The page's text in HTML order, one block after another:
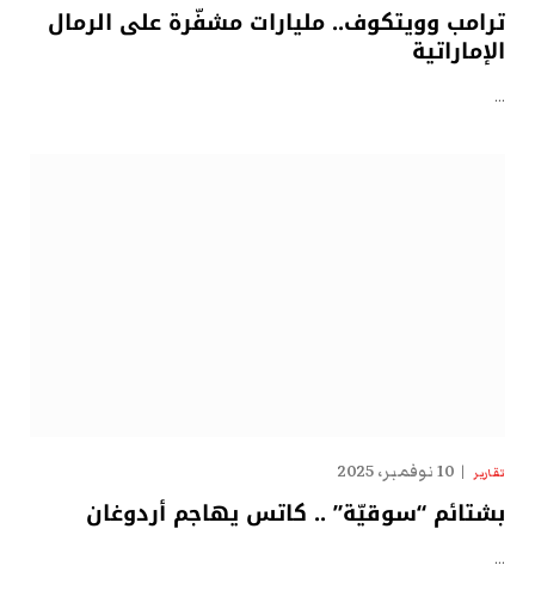
ترامب وويتكوف.. مليارات مشفّرة على الرمال
الإماراتية
…
تقارير 10 نوفمبر، 2025
بشتائم “سوقيّة” .. كاتس يهاجم أردوغان
…